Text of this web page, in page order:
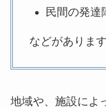
民間の発達
などがあります
地域や、施設によ